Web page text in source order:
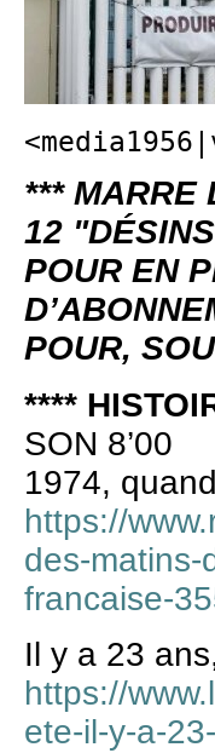
*** MARRE
12
POUR EN
POUR,
****
SON 8’00
1974,
https://
des-matins-
francaise-
Il y a 23
https://
ete-il-y-a-